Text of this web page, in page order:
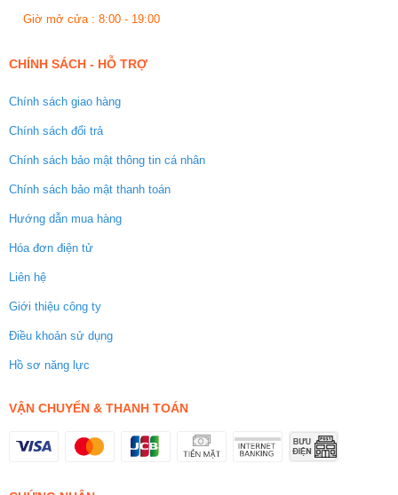
Giờ mở cửa : 8:00 - 19:00
CHÍNH SÁCH - HỖ TRỢ
Chính sách giao hàng
Chính sách đổi trả
Chính sách bảo mật thông tin cá nhân
Chính sách bảo mật thanh toán
Hướng dẫn mua hàng
Hóa đơn điện tử
Liên hệ
Giới thiệu công ty
Điều khoản sử dụng
Hồ sơ năng lực
VẬN CHUYỂN & THANH TOÁN